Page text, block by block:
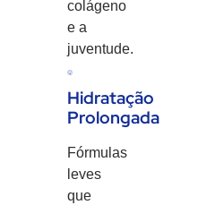
colágeno
e a
juventude.
Hidratação
Prolongada
Fórmulas
leves
que